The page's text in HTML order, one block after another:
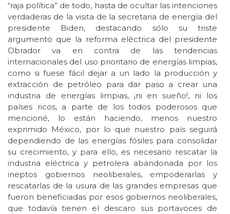
“raja política” de todo, hasta de ocultar las intenciones
verdaderas de la visita de la secretaria de energía del
presidente Biden, destacando sólo su triste
argumento que la reforma eléctrica del presidente
Obrador va en contra de las tendencias
internacionales del uso prioritario de energías limpias,
como si fuese fácil dejar a un lado la producción y
extracción de petróleo para dar paso a crear una
industria de energías limpias, ¡ni en sueño!, ni los
países ricos, a parte de los todos poderosos que
mencioné, lo están haciendo, menos nuestro
exprimido México, por lo que nuestro país seguirá
dependiendo de las energías fósiles para consolidar
su crecimiento, y para ello, es necesario rescatar la
industria eléctrica y petrolera abandonada por los
ineptos gobiernos neoliberales, empoderarlas y
rescatarlas de la usura de las grandes empresas que
fueron beneficiadas por esos gobiernos neoliberales,
que todavía tienen el descaro sus portavoces de